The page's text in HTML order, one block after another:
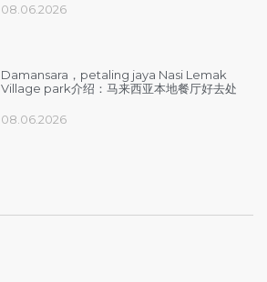
08.06.2026
Damansara，petaling jaya Nasi Lemak
Village park介绍：马来西亚本地餐厅好去处
08.06.2026